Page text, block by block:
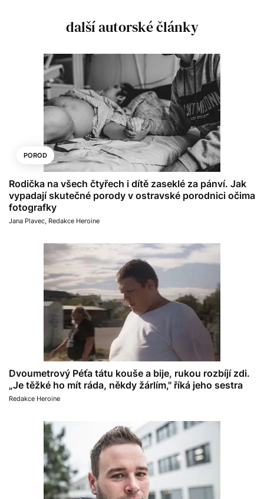
další autorské články
POROD
Rodička na všech čtyřech i dítě zaseklé za pánví. Jak
vypadají skutečné porody v ostravské porodnici očima
fotografky
Jana Plavec, Redakce Heroine
Dvoumetrový Péťa tátu kouše a bije, rukou rozbíjí zdi.
„Je těžké ho mít ráda, někdy žárlím," říká jeho sestra
Redakce Heroine